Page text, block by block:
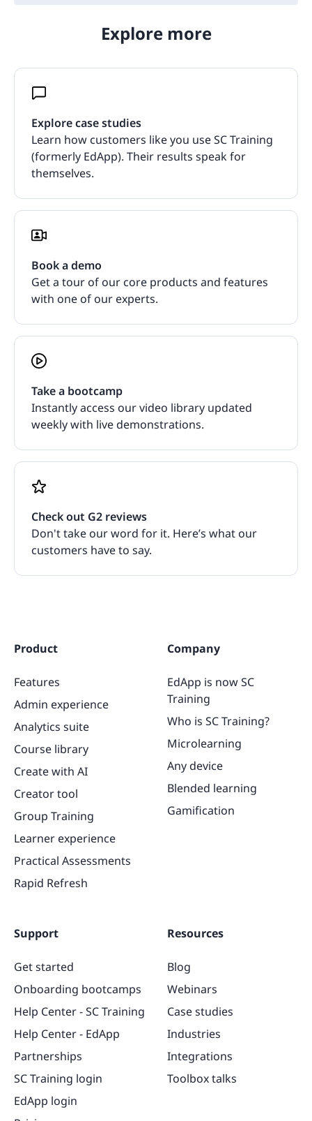
Explore more
Explore case studies
Learn how customers like you use SC Training
(formerly EdApp). Their results speak for
themselves.
Book a demo
Get a tour of our core products and features
with one of our experts.
Take a bootcamp
Instantly access our video library updated
weekly with live demonstrations.
Check out G2 reviews
Don't take our word for it. Here’s what our
customers have to say.
Product
Features
Admin experience
Analytics suite
Course library
Create with AI
Creator tool
Group Training
Learner experience
Practical Assessments
Rapid Refresh
Company
EdApp is now SC
Training
Who is SC Training?
Microlearning
Any device
Blended learning
Gamification
Support
Get started
Onboarding bootcamps
Help Center - SC Training
Help Center - EdApp
Partnerships
SC Training login
EdApp login
Resources
Blog
Webinars
Case studies
Industries
Integrations
Toolbox talks